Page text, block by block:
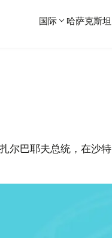
国际 哈萨克斯坦
尔巴耶夫总统，在沙特